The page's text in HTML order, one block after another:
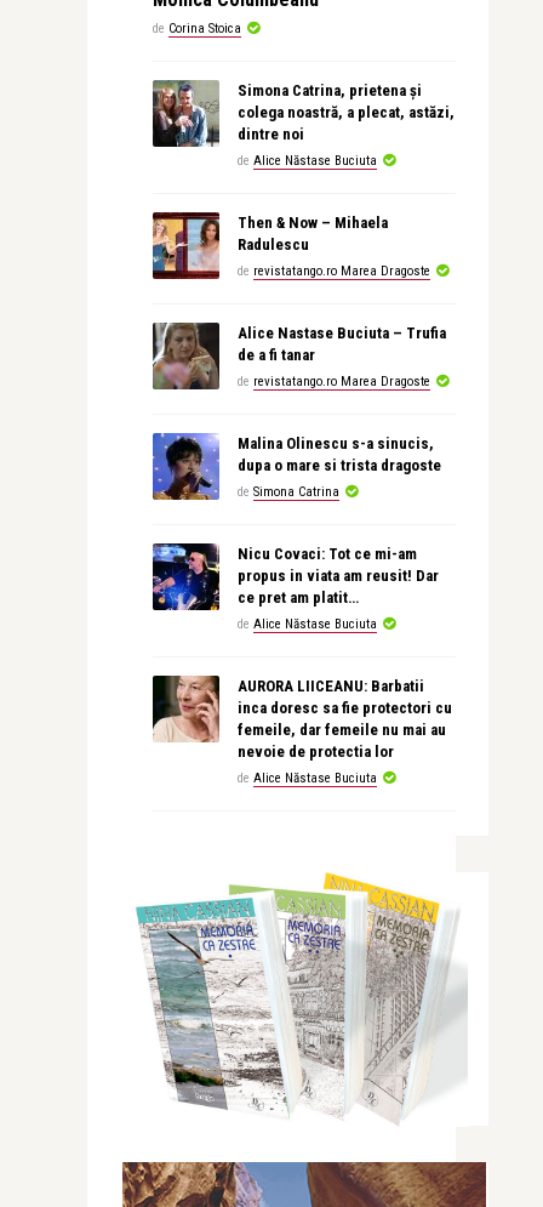
de Corina Stoica
Simona Catrina, prietena și
colega noastră, a plecat, astăzi,
dintre noi
de Alice Năstase Buciuta
Then & Now – Mihaela
Radulescu
de revistatango.ro Marea Dragoste
Alice Nastase Buciuta – Trufia
de a fi tanar
de revistatango.ro Marea Dragoste
Malina Olinescu s-a sinucis,
dupa o mare si trista dragoste
de Simona Catrina
Nicu Covaci: Tot ce mi-am
propus in viata am reusit! Dar
ce pret am platit…
de Alice Năstase Buciuta
AURORA LIICEANU: Barbatii
inca doresc sa fie protectori cu
femeile, dar femeile nu mai au
nevoie de protectia lor
de Alice Năstase Buciuta